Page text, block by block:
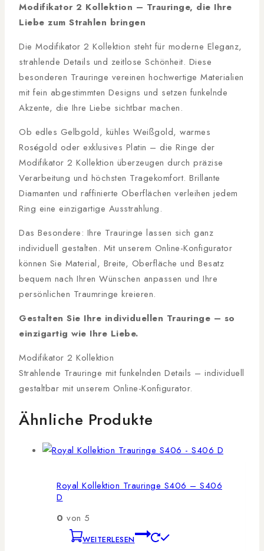
Modifikator 2 Kollektion – Trauringe, die Ihre
Liebe zum Strahlen bringen
Die Modifikator 2 Kollektion steht für moderne Eleganz,
strahlende Details und zeitlose Schönheit. Diese
besonderen Trauringe vereinen hochwertige Materialien
mit fein abgestimmten Designs und setzen funkelnde
Akzente, die Ihre Liebe sichtbar machen.
Ob edles Gelbgold, kühles Weißgold, warmes
Roségold oder exklusives Platin – die Ringe der
Modifikator 2 Kollektion überzeugen durch präzise
Verarbeitung und höchsten Tragekomfort. Brillante
Diamanten und raffinierte Oberflächen verleihen jedem
Ring eine einzigartige Ausstrahlung.
Das Besondere: Ihre Trauringe lassen sich ganz
individuell gestalten. Mit unserem Online-Konfigurator
können Sie Material, Breite, Oberfläche und Besatz
bequem nach Ihren Wünschen anpassen und Ihre
persönlichen Traumringe kreieren.
Gestalten Sie Ihre individuellen Trauringe – so
einzigartig wie Ihre Liebe.
Modifikator 2 Kollektion
Strahlende Trauringe mit funkelnden Details – individuell
gestaltbar mit unserem Online-Konfigurator.
Ähnliche Produkte
Royal Kollektion Trauringe S406 – S406
D
0 von 5
WEITERLESEN